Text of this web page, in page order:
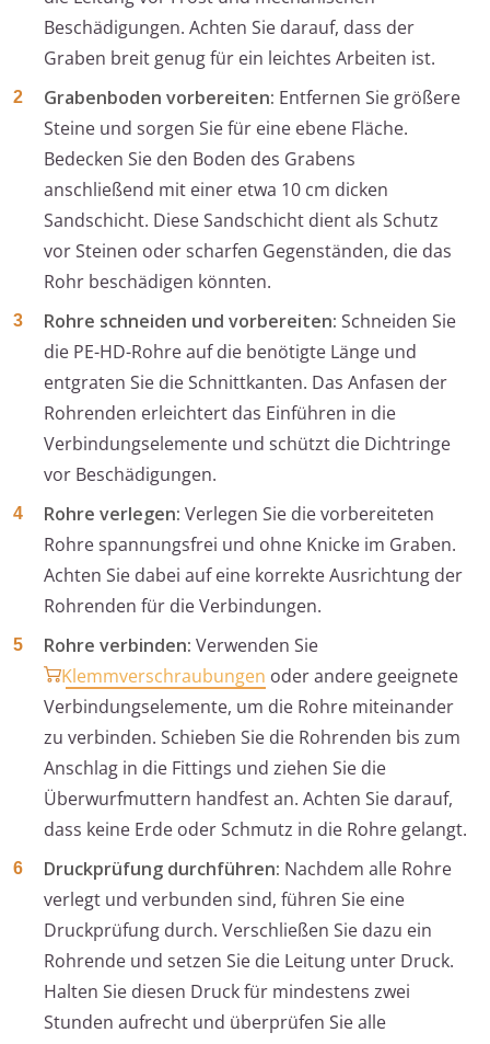
Beschädigungen. Achten Sie darauf, dass der
Graben breit genug für ein leichtes Arbeiten ist.
Grabenboden vorbereiten: Entfernen Sie größere
Steine und sorgen Sie für eine ebene Fläche.
Bedecken Sie den Boden des Grabens
anschließend mit einer etwa 10 cm dicken
Sandschicht. Diese Sandschicht dient als Schutz
vor Steinen oder scharfen Gegenständen, die das
Rohr beschädigen könnten.
Rohre schneiden und vorbereiten: Schneiden Sie
die PE-HD-Rohre auf die benötigte Länge und
entgraten Sie die Schnittkanten. Das Anfasen der
Rohrenden erleichtert das Einführen in die
Verbindungselemente und schützt die Dichtringe
vor Beschädigungen.
Rohre verlegen: Verlegen Sie die vorbereiteten
Rohre spannungsfrei und ohne Knicke im Graben.
Achten Sie dabei auf eine korrekte Ausrichtung der
Rohrenden für die Verbindungen.
Rohre verbinden: Verwenden Sie
Klemmverschraubungen oder andere geeignete
Verbindungselemente, um die Rohre miteinander
zu verbinden. Schieben Sie die Rohrenden bis zum
Anschlag in die Fittings und ziehen Sie die
Überwurfmuttern handfest an. Achten Sie darauf,
dass keine Erde oder Schmutz in die Rohre gelangt.
Druckprüfung durchführen: Nachdem alle Rohre
verlegt und verbunden sind, führen Sie eine
Druckprüfung durch. Verschließen Sie dazu ein
Rohrende und setzen Sie die Leitung unter Druck.
Halten Sie diesen Druck für mindestens zwei
Stunden aufrecht und überprüfen Sie alle